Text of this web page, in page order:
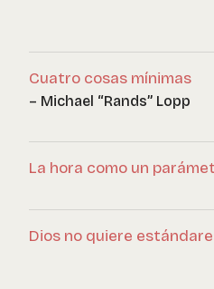
Cuatro cosas mínimas
– Michael “Rands” Lopp
La hora como un
Dios no quiere